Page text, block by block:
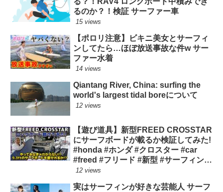
るのか？！検証 サーファー車
15 views
【ポロリ注意】ビキニ美女とサーフィ
ンしてたら…ほぼ放送事故な件w サー
ファー水着
14 views
Qiantang River, China: surfing the
world's largest tidal boreについて
12 views
【遊び道具】新型FREED CROSSTAR
にサーフボードが載るか検証してみた!
#honda #ホンダ #クロスター #car
#freed #フリード #新型 #サーフィン
ロングボード
12 views
実はサーフィンが好きな芸能人 サーフ